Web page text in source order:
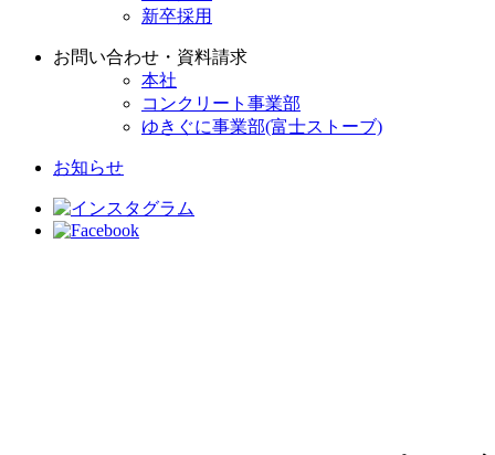
新卒採用
お問い合わせ・資料請求
本社
コンクリート事業部
ゆきぐに事業部(富士ストーブ)
お知らせ